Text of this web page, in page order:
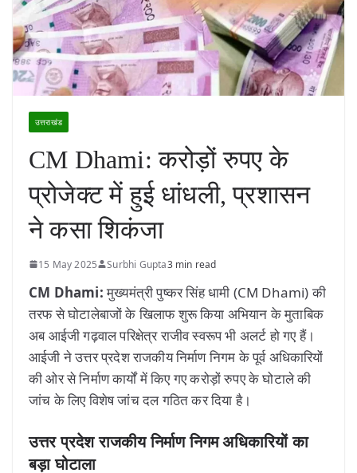
उत्तराखंड
CM Dhami: करोड़ों रुपए के
प्रोजेक्ट में हुई धांधली, प्रशासन
ने कसा शिकंजा
15 May 2025 Surbhi Gupta3 min read
CM Dhami:मुख्यमंत्री पुष्कर सिंह धामी (CM Dhami) की
तरफ से घोटालेबाजों के खिलाफ शुरू किया अभियान के मुताबिक
अब आईजी गढ़वाल परिक्षेत्र राजीव स्वरूप भी अलर्ट हो गए हैं।
आईजी ने उत्तर प्रदेश राजकीय निर्माण निगम के पूर्व अधिकारियों
की ओर से निर्माण कार्यों में किए गए करोड़ों रुपए के घोटाले की
जांच के लिए विशेष जांच दल गठित कर दिया है।
उत्तर प्रदेश राजकीय निर्माण निगम अधिकारियों का
बड़ा घोटाला